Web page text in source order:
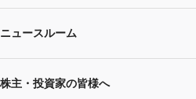
企業情報トップ
SUBARUのありたい姿
ニュースルーム
ニュースルームトップ
株主・投資家の皆様へ